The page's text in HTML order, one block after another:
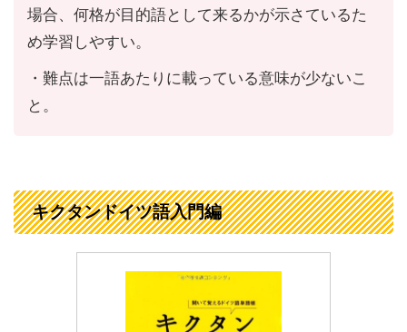
場合、何格が目的語として来るかが示さているた
め学習しやすい。
・難点は一語あたりに載っている意味が少ないこ
と。
キクタンドイツ語入門編